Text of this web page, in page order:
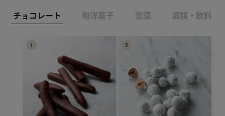
チョコレート 和洋菓子 惣菜 酒類・飲料
1 2